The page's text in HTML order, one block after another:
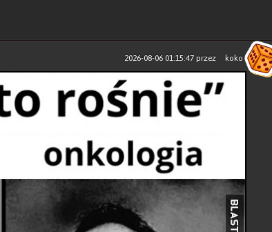
2026-08-06 01:15:47przez koko